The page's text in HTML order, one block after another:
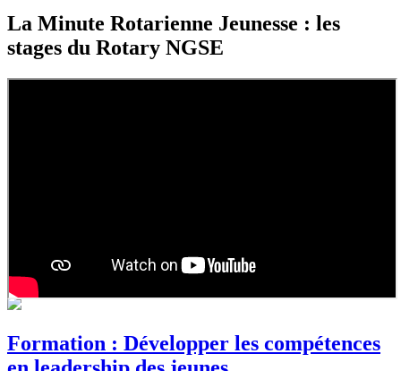
La Minute Rotarienne Jeunesse : les
stages du Rotary NGSE
Formation : Développer les compétences